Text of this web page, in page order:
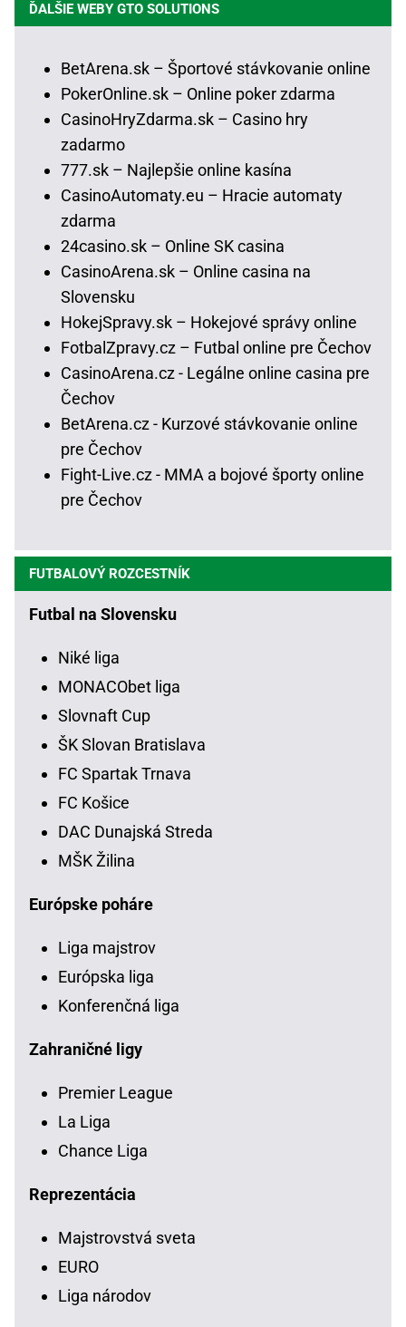
ĎALŠIE WEBY GTO SOLUTIONS
BetArena.sk – Športové stávkovanie online
PokerOnline.sk – Online poker zdarma
CasinoHryZdarma.sk – Casino hry
zadarmo
777.sk – Najlepšie online kasína
CasinoAutomaty.eu – Hracie automaty
zdarma
24casino.sk – Online SK casina
CasinoArena.sk – Online casina na
Slovensku
HokejSpravy.sk – Hokejové správy online
FotbalZpravy.cz – Futbal online pre Čechov
CasinoArena.cz - Legálne online casina pre
Čechov
BetArena.cz - Kurzové stávkovanie online
pre Čechov
Fight-Live.cz - MMA a bojové športy online
pre Čechov
FUTBALOVÝ ROZCESTNÍK
Futbal na Slovensku
Niké liga
MONACObet liga
Slovnaft Cup
ŠK Slovan Bratislava
FC Spartak Trnava
FC Košice
DAC Dunajská Streda
MŠK Žilina
Európske poháre
Liga majstrov
Európska liga
Konferenčná liga
Zahraničné ligy
Premier League
La Liga
Chance Liga
Reprezentácia
Majstrovstvá sveta
EURO
Liga národov